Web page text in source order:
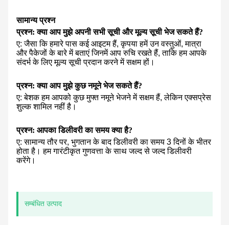
सामान्य प्रश्न
प्रश्न: क्या आप मुझे अपनी सभी सूची और मूल्य सूची भेज सकते हैं?
ए: जैसा कि हमारे पास कई आइटम हैं, कृपया हमें उन वस्तुओं, मात्रा
और पैकेजों के बारे में बताएं जिनमें आप रुचि रखते हैं, ताकि हम आपके
संदर्भ के लिए मूल्य सूची प्रदान करने में सक्षम हों।
प्रश्न: क्या आप मुझे कुछ नमूने भेज सकते हैं?
ए: बेशक हम आपको कुछ मुफ्त नमूने भेजने में सक्षम हैं, लेकिन एक्सप्रेस
शुल्क शामिल नहीं है।
प्रश्न: आपका डिलीवरी का समय क्या है?
ए: सामान्य तौर पर, भुगतान के बाद डिलीवरी का समय 3 दिनों के भीतर
होता है। हम गारंटीकृत गुणवत्ता के साथ जल्द से जल्द डिलीवरी
करेंगे।
सम्बंधित उत्पाद